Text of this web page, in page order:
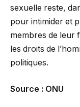
sexuelle reste,
pour intimider et
membres de leur
les droits de
politiques.
Source : ONU